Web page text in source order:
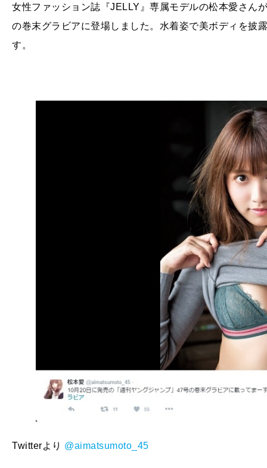
女性ファッション誌『JELLY』専属モデルの松本愛さん
の巻末グラビアに登場しました。水着姿で美ボディを披
す。
Twitterより @aimatsumoto_45